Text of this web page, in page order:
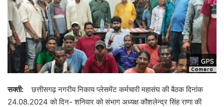
सक्ती: छत्तीसगढ़ नगरीय निकाय प्लेसमेंट कर्मचारी महासंघ की बैठक दिनांक
24.08.2024 को दिन- शनिवार को संभाग अध्यक्ष कौशलेन्द्र सिंह राणा की